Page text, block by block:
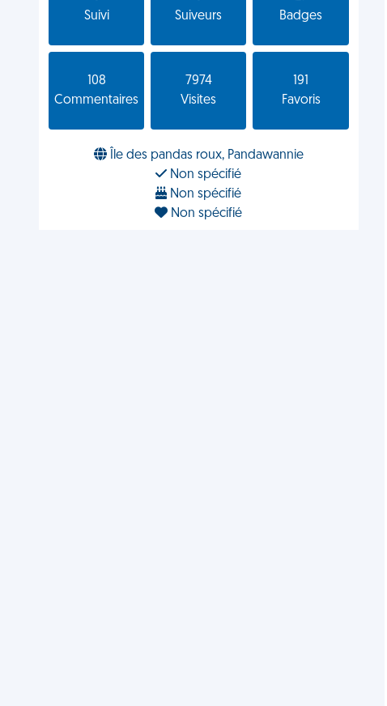
Suivi
Suiveurs
Badges
108
Commentaires
7974
Visites
191
Favoris
Île des pandas roux, Pandawannie
Non spécifié
Non spécifié
Non spécifié